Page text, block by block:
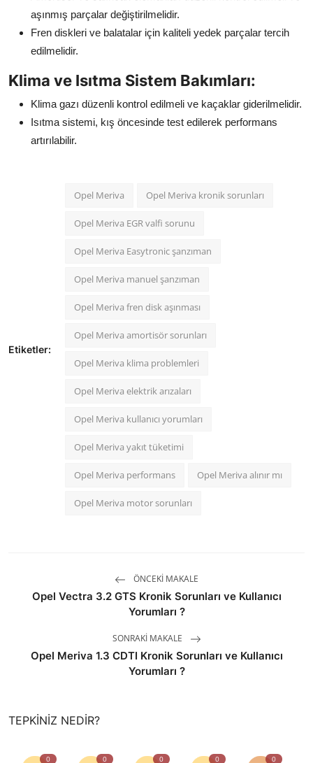
aşınmış parçalar değiştirilmelidir.
Fren diskleri ve balatalar için kaliteli yedek parçalar tercih
edilmelidir.
Klima ve Isıtma Sistem Bakımları:
Klima gazı düzenli kontrol edilmeli ve kaçaklar giderilmelidir.
Isıtma sistemi, kış öncesinde test edilerek performans
artırılabilir.
Etiketler:
Opel Meriva Opel Meriva kronik sorunları
Opel Meriva EGR valfi sorunu
Opel Meriva Easytronic şanzıman
Opel Meriva manuel şanzıman
Opel Meriva fren disk aşınması
Opel Meriva amortisör sorunları
Opel Meriva klima problemleri
Opel Meriva elektrik arızaları
Opel Meriva kullanıcı yorumları
Opel Meriva yakıt tüketimi
Opel Meriva performans Opel Meriva alınır mı
Opel Meriva motor sorunları
ÖNCEKI MAKALE
Opel Vectra 3.2 GTS Kronik Sorunları ve Kullanıcı
Yorumları ?
SONRAKI MAKALE
Opel Meriva 1.3 CDTI Kronik Sorunları ve Kullanıcı
Yorumları ?
TEPKINIZ NEDIR?
0 0 0 0 0